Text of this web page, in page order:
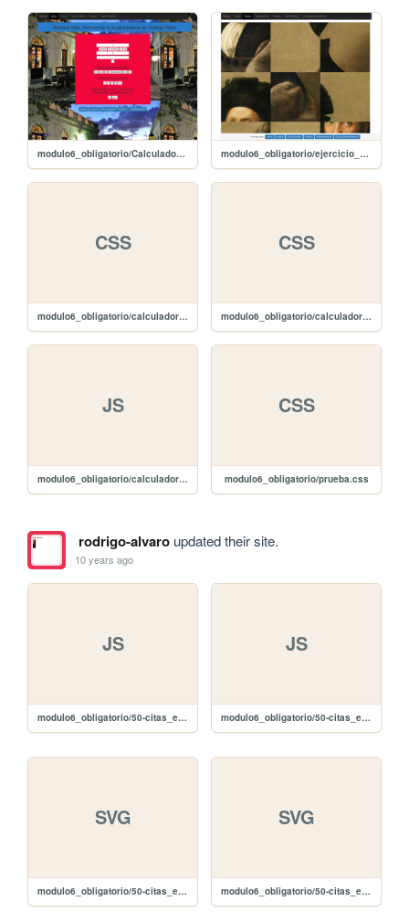
modulo6_obligatorio/CalculadoraMemoria modulo6_obligatorio/ejercicio_puzzle
CSS
modulo6_obligatorio/calculadora/style.css
CSS
modulo6_obligatorio/calculadora/prueba.css
JS
modulo6_obligatorio/calculadora/memoria.js
CSS
modulo6_obligatorio/prueba.css
rodrigo-alvaroupdated their site.
10 years ago
JS
modulo6_obligatorio/50-citas_editar/javascript/jquery-2.1.4.min.js
JS
modulo6_obligatorio/50-citas_editar/javascript/galeria.js
SVG
modulo6_obligatorio/50-citas_editar/images/plus-white.svg
SVG
modulo6_obligatorio/50-citas_editar/images/plus-black.svg